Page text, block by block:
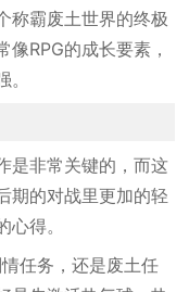
称霸废土世界的终极
RPG的成长要素，
是非常关键的，而这
期的对战里更加的轻
得。
任务，还是废土任